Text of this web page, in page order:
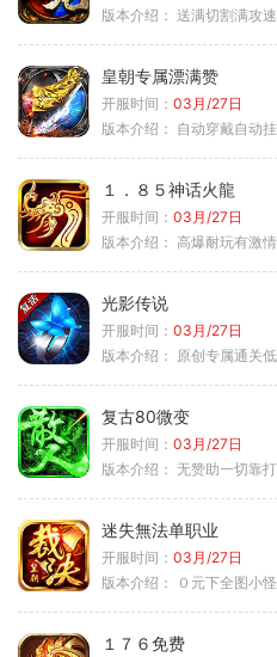
版本介绍： 送满切割满攻
皇朝专属漂满赞
开服时间： 03月/27日
版本介绍： 自动穿戴自动挂
１．８５神话火龍
开服时间： 03月/27日
版本介绍： 高爆耐玩有激
光影传说
开服时间： 03月/27日
版本介绍： 原创专属通关
复古80微变
开服时间： 03月/27日
版本介绍： 无赞助一切靠
迷失無法单职业
开服时间： 03月/27日
版本介绍：
０元下全图小
１７６免费